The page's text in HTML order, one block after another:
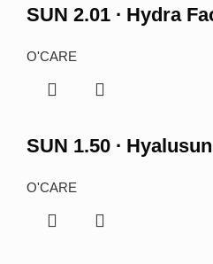
SUN 2.01 ∙ Hydra
O'CARE
SUN 1.50 ∙
O'CARE